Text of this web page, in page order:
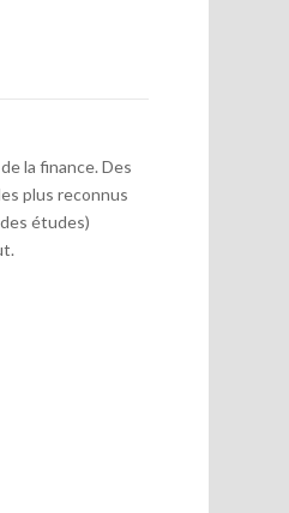
la finance. Des
plus reconnus
études)